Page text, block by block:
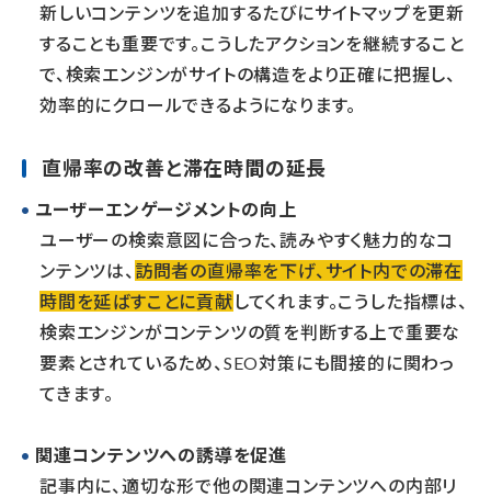
新しいコンテンツを追加するたびにサイトマップを更新
することも重要です。こうしたアクションを継続すること
で、検索エンジンがサイトの構造をより正確に把握し、
効率的にクロールできるようになります。
直帰率の改善と滞在時間の延長
ユーザーエンゲージメントの向上
ユーザーの検索意図に合った、読みやすく魅力的なコ
ンテンツは、 訪問者の直帰率を下げ、サイト内での滞在
時間を延ばすことに貢献 してくれます。こうした指標は、
検索エンジンがコンテンツの質を判断する上で重要な
要素とされているため、SEO対策にも間接的に関わっ
てきます。
関連コンテンツへの誘導を促進
記事内に、適切な形で他の関連コンテンツへの内部リ